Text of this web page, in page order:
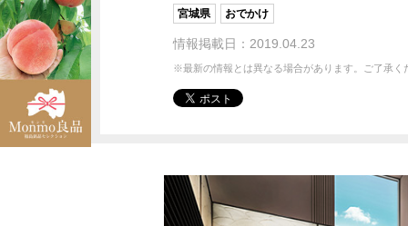
宮城県 おでかけ
情報掲載日：2019.04.23
※最新の情報とは異なる場合があります。ご了承く